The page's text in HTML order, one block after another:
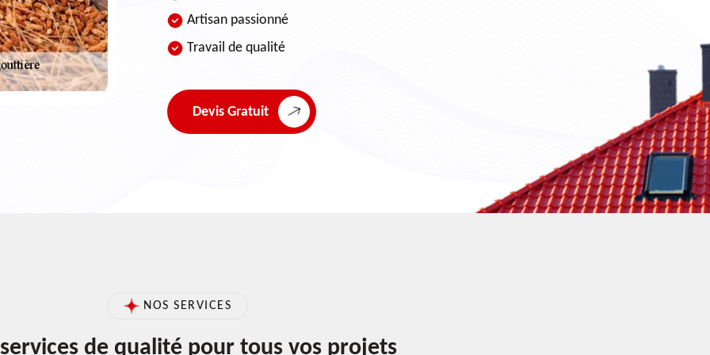
Artisan passionné
Travail de qualité
Devis Gratuit
NOS SERVICES
de qualité pour tous vos projets